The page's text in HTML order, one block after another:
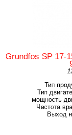
Grundfos SP 17-
Тип
Тип
мощность
Частота
Выход